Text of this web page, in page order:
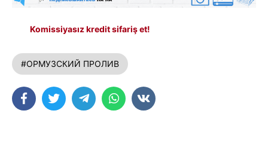
Komissiyasız kredit sifariş et!
#ОРМУЗСКИЙ ПРОЛИВ